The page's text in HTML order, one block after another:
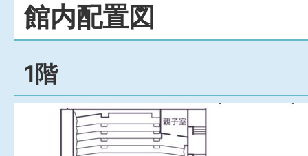
館内配置図
1階